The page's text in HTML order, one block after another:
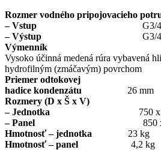
Rozmer vodného pripojovacieho
– Vstup
G3/
– Výstup
G3/
Výmenník
Vysoko účinná medená rúra vybavená
hydrofilným (zmáčavým) povrchom
Priemer odtokovej
hadice kondenzátu 26 mm
Rozmery (D x Š x V)
– Jednotka
750 x 750 x
– Panel 850 x 850 x
Hmotnosť – jednotka
23 kg
Hmotnosť – panel
4,2 kg